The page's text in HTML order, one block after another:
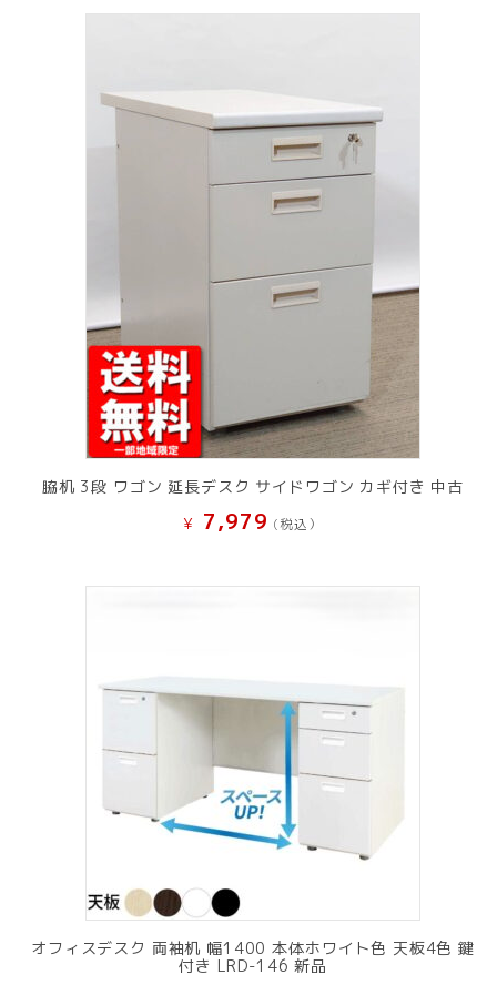
脇机 3段 ワゴン 延長デスク サイドワゴン カギ付き 中古
¥ 7,979 (税込）
オフィスデスク 両袖机 幅1400 本体ホワイト色 天板4色 鍵
付き LRD-146 新品